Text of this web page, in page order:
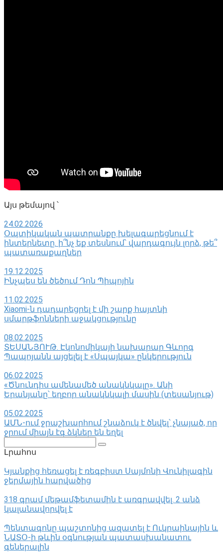
Այս թեմայով ՝
24.02.2026
Օպտիկական պատրանքը խելագարեցնում է
ինտերնետը. ի՞նչ եք տեսնում՝ վարդագույն լորձ, թե՞
պատառաքաղներ
19.12.2025
Ինչպես են ծեծում Դոն Պիպոյին
11.02.2025
Xiaomi-ն դադարեցրել է մի շարք հայտնի
սմարթֆոնների աջակցությունը
08.02.2025
ՏԵՍԱՆՅՈՒԹ. Էկոնոմիկայի նախարար Գևորգ
Պապոյանն այցելել է «Սպայկա» ընկերություն
06.02.2025
«Ծնունդիս ամենամեծ անակնկալը». Անի
Երանյանը՝ եղբոր անակնկալի մասին (տեսանյութ)
05.02.2025
ԱՄՆ-ում ջրաշխարհում շնաձուկ է ծնվել՝ չնայած, որ
ջրում միայն էգ ձկներ են եղել
Լրահոս
Կյանքից հեռացել է ռեգբիստ Սայմոնի Վունիլագին
ջերմային հարվածից
318 գրամ մեթամֆետամին է առգրավվել․ 2 անձ
կալանավորվել է
Պենտագոնը պաշտոնից ազատել է Ուկրաինային և
ՆԱՏՕ-ի թևին օգնության պատասխանատու
գեներալին